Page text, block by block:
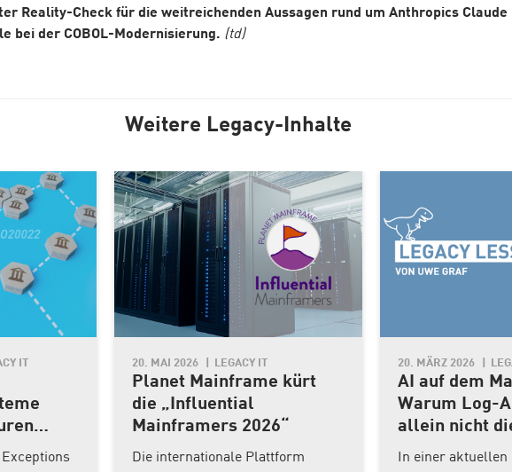
Reality-Check für die weitreichenden Aussagen rund um Anthropics Claude
bei der COBOL-Modernisierung. (td)
Weitere Legacy-Inhalte
IT 20. MAI 2026 LEGACY IT
Planet Mainframe kürt
die „Influential
Mainframers 2026“
Die internationale Plattform
20. MÄRZ 2026
AI auf dem
Warum Log-
allein nicht
In einer aktuellen